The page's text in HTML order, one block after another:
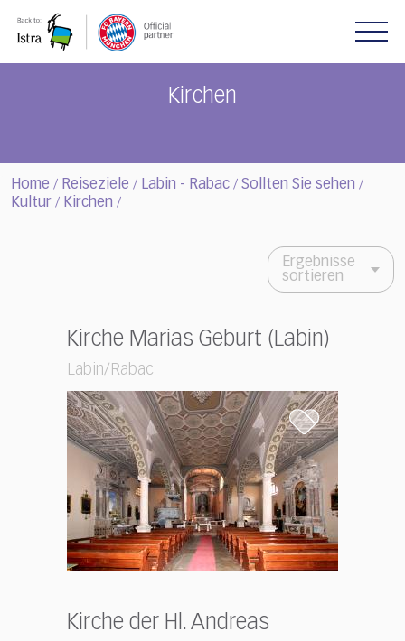
note:
Kirchen
Home / Reiseziele / Labin - Rabac / Sollten Sie sehen /
Kultur / Kirchen /
Ergebnisse
sortieren
Kirche Marias Geburt (Labin)
Labin/Rabac
Kirche der Hl. Andreas